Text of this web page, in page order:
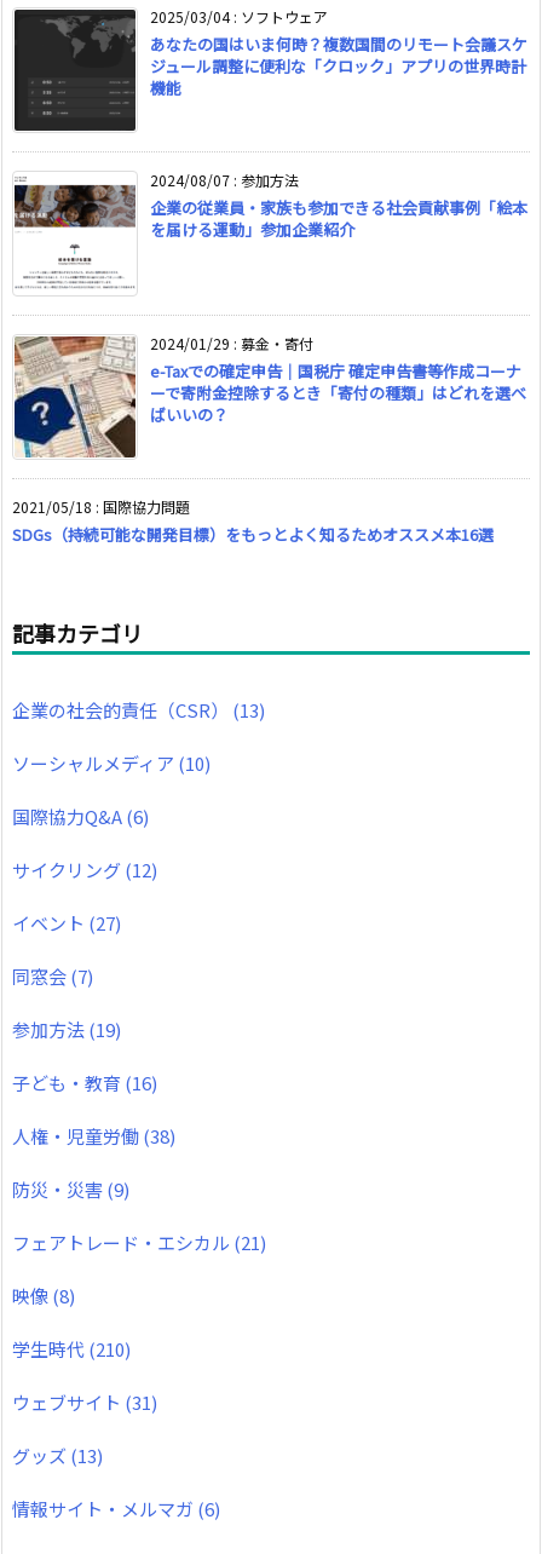
2025/03/04: ソフトウェア
あなたの国はいま何時？複数国間のリモート会議スケ
ジュール調整に便利な「クロック」アプリの世界時計
機能
2024/08/07 : 参加方法
企業の従業員・家族も参加できる社会貢献事例「絵本
を届ける運動」参加企業紹介
2024/01/29 : 募金・寄付
e-Taxでの確定申告｜国税庁 確定申告書等作成コーナ
ーで寄附金控除するとき「寄付の種類」はどれを選べ
ばいいの？
2021/05/18 : 国際協力問題
SDGs（持続可能な開発目標）をもっとよく知るためオススメ本16選
記事カテゴリ
企業の社会的責任（CSR） (13)
ソーシャルメディア (10)
国際協力Q&A(6)
サイクリング(12)
イベント (27)
同窓会(7)
参加方法(19)
子ども・教育 (16)
人権・児童労働(38)
防災・災害(9)
フェアトレード・エシカル (21)
映像(8)
学生時代(210)
ウェブサイト (31)
グッズ (13)
情報サイト・メルマガ (6)